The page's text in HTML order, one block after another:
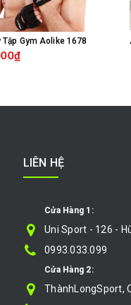
Tập Gym Aolike 1678
LIÊN HỆ
Cửa Hàng 1:
Uni Sport - 126 -
0993.033.099
Cửa Hàng 2:
ThànhLongSport,